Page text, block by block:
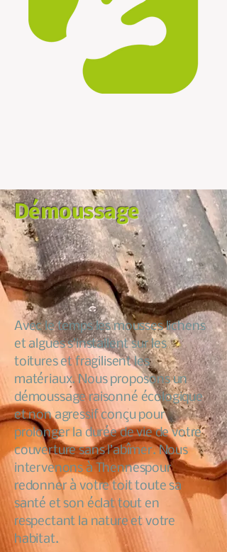
Démoussage
Avec le temps les mousses lichens
et algues s’installent sur les
toitures et fragilisent les
matériaux. Nous proposons un
démoussage raisonné écologique
et non agressif conçu pour
prolonger la durée de vie de votre
couverture sans l’abîmer. Nous
intervenons à Thennespour
redonner à votre toit toute sa
santé et son éclat tout en
respectant la nature et votre
habitat.